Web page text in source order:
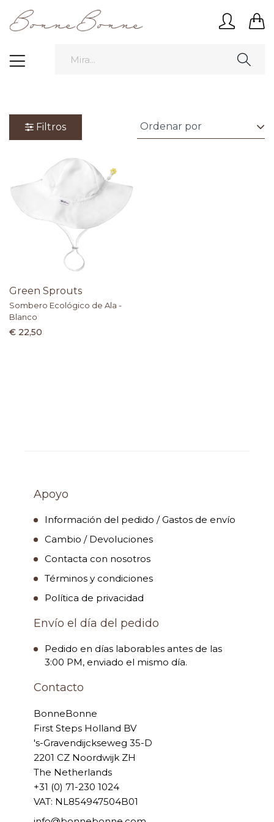
Filtros
Green Sprouts
Sombero Ecológico de Ala -
Blanco
€ 22,50
Apoyo
Información del pedido / Gastos de envío
Cambio / Devoluciones
Contacta con nosotros
Términos y condiciones
Política de privacidad
Envío el día del pedido
Pedido en días laborables antes de las
3:00 PM, enviado el mismo día.
Contacto
BonneBonne
First Steps Holland BV
's-Gravendijckseweg 35-D
2201 CZ Noordwijk ZH
The Netherlands
+31 (0) 71-230 1024
VAT: NL854947504B01